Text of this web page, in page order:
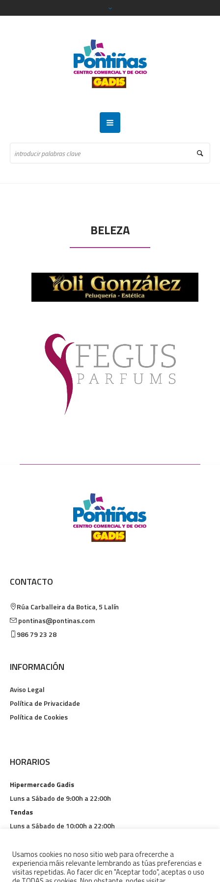
BELEZA
CONTACTO
Rúa Carballeira da Botica, 5 Lalín
pontinas@pontinas.com
986 79 23 28
INFORMACIÓN
Aviso Legal
Política de Privacidade
Política de Cookies
HORARIOS
Hipermercado Gadis
Luns a Sábado de 9:00h a 22:00h
Tendas
Luns a Sábado de 10:00h a 22:00h
Luns a Domingo de 9:00h a 1:30h
Usamos cookies no noso sitio web para ofrecerche a
experiencia máis relevante lembrando as túas preferencias e
visitas repetidas. Ao facer clic en "Aceptar todo", aceptas o uso